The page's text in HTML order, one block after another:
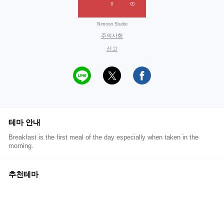
Nimoon Studio
주의사항
신고
테마 안내
Breakfast is the first meal of the day especially when taken in the
morning.
추천테마